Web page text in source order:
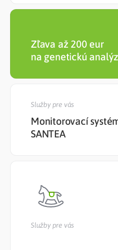
Zľava až 200 eur
na genetickú
Služby pre vás
Monitorovací
SANTEA
Služby pre vás